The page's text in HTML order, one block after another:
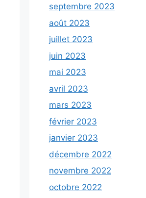
septembre 2023
août 2023
juillet 2023
juin 2023
mai 2023
avril 2023
mars 2023
février 2023
janvier 2023
décembre 2022
novembre 2022
octobre 2022